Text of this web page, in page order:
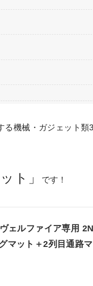
機械・ガジェット類
ト」 です！
ェルファイア専用
マット＋2列目通路